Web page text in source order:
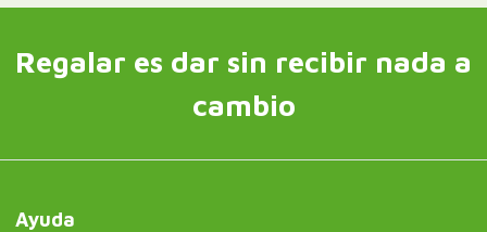
Regalar es dar sin recibir nada a
cambio
Ayuda